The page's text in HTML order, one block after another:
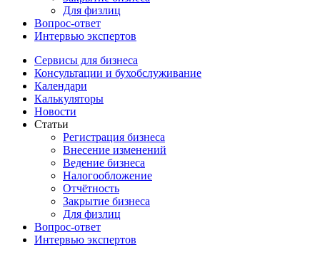
Для физлиц
Вопрос-ответ
Интервью экспертов
Сервисы для бизнеса
Консультации и бухобслуживание
Календари
Калькуляторы
Новости
Статьи
Регистрация бизнеса
Внесение изменений
Ведение бизнеса
Налогообложение
Отчётность
Закрытие бизнеса
Для физлиц
Вопрос-ответ
Интервью экспертов